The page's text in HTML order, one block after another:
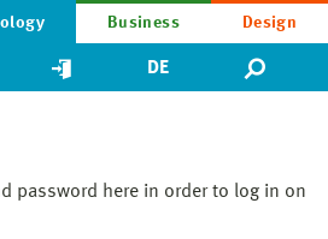
Business Design
DE
password here in order to log in on